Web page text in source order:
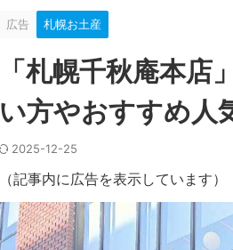
広告 札幌お土産
「札幌千秋庵本
い方やおすすめ人
2025-12-25
（記事内に広告を表示しています）